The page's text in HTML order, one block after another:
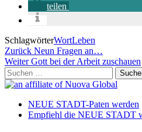
teilen
SchlagwörterWortLeben
Beitragsnavigation
Vorheriger
Beitrag
Zurück Neun Fragen an…
Nächster
Beitrag
Weiter Gott bei der Arbeit zuschauen
Suchen
nach:
NEUE STADT-Paten werden
Empfiehl die NEUE STADT